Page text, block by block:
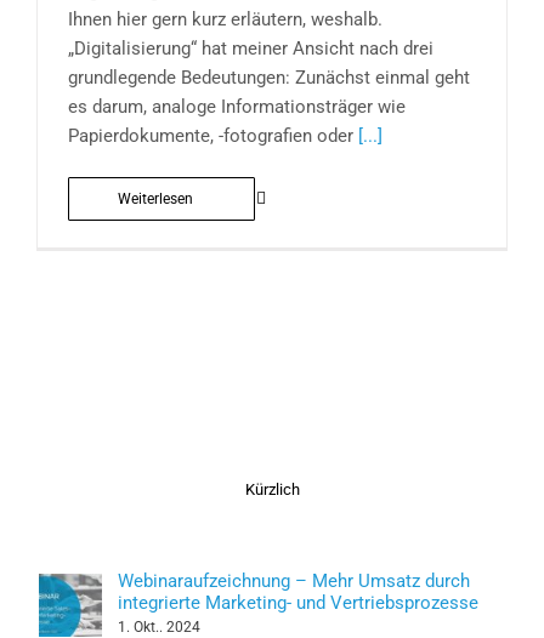
Ihnen hier gern kurz erläutern, weshalb.
„Digitalisierung“ hat meiner Ansicht nach drei
grundlegende Bedeutungen: Zunächst einmal geht
es darum, analoge Informationsträger wie
Papierdokumente, -fotografien oder [...]
Weiterlesen
Kürzlich
Webinaraufzeichnung – Mehr Umsatz durch
integrierte Marketing- und Vertriebsprozesse
1. Okt.. 2024